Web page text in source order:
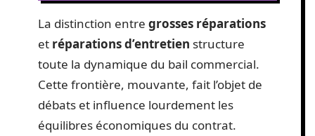
La distinction entre grosses réparations
et réparations d’entretien structure
toute la dynamique du bail commercial.
Cette frontière, mouvante, fait l’objet de
débats et influence lourdement les
équilibres économiques du contrat.